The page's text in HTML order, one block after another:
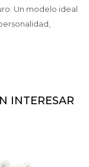
Un modelo ideal
INTERESAR